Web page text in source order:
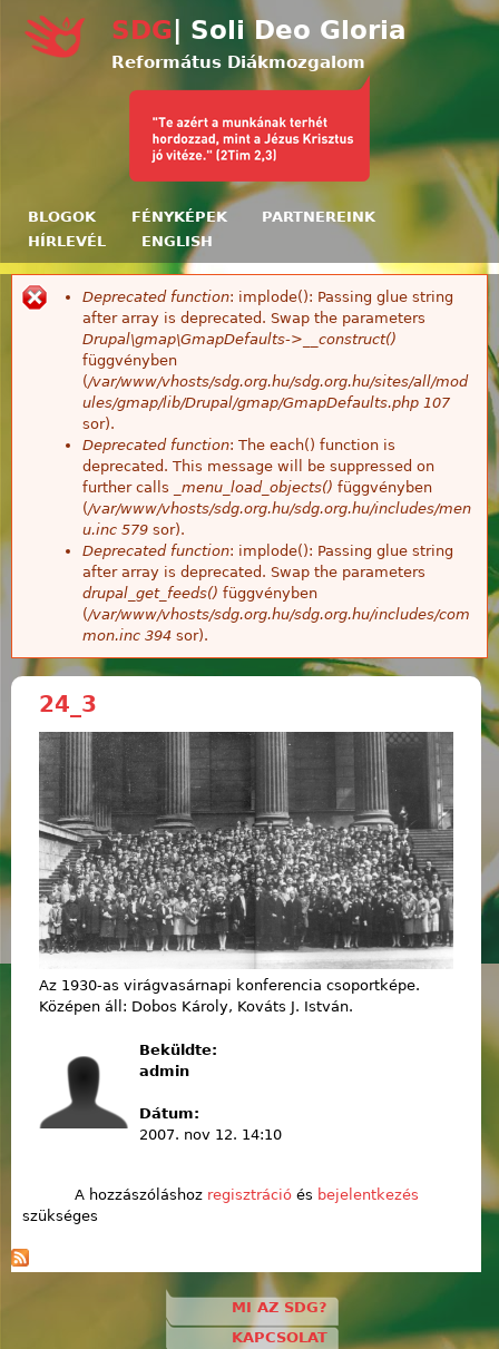
Ugrás a tartalomra
SDG | Soli Deo Gloria
Református Diákmozgalom
BLOGOK FÉNYKÉPEK
PARTNEREINK
HÍRLEVÉL
ENGLISH
Hibaüzenet
Deprecated function: implode(): Passing glue string
after array is deprecated. Swap the parameters
Drupal\gmap\GmapDefaults->__construct()
függvényben
(/var/www/vhosts/sdg.org.hu/sdg.org.hu/sites/all/mod
ules/gmap/lib/Drupal/gmap/GmapDefaults.php 107
sor).
Deprecated function: The each() function is
deprecated. This message will be suppressed on
further calls
_menu_load_objects() függvényben
(/var/www/vhosts/sdg.org.hu/sdg.org.hu/includes/men
u.inc 579 sor).
Deprecated function: implode(): Passing glue string
after array is deprecated. Swap the parameters
drupal_get_feeds() függvényben
(/var/www/vhosts/sdg.org.hu/sdg.org.hu/includes/com
mon.inc 394 sor).
24_3
Az 1930-as virágvasárnapi konferencia csoportképe.
Középen áll: Dobos Károly, Kováts J. István.
Beküldte:
admin
Dátum:
2007. nov 12. 14:10
A hozzászóláshoz regisztrációés bejelentkezés
szükséges
MI AZ SDG?
KAPCSOLAT